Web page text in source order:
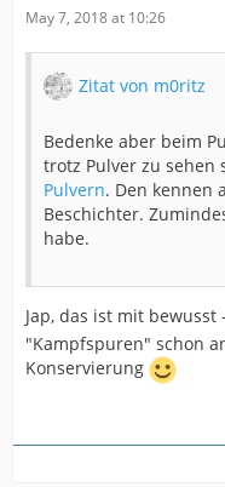
May 7, 2018 at 10:26
Zitat von m0ritz
Bedenke aber beim
trotz Pulver zu sehen
Pulvern. Den kennen
Beschichter.
habe.
Jap, das ist mit bewusst
"Kampfspuren" schon
Konservierung